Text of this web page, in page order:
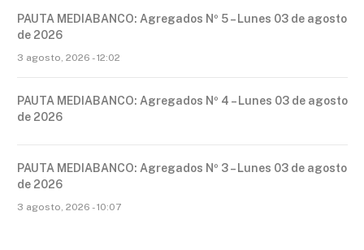
PAUTA MEDIABANCO: Agregados Nº 5 – Lunes 03 de agosto
de 2026
3 agosto, 2026 - 12:02
PAUTA MEDIABANCO: Agregados Nº 4 – Lunes 03 de agosto
de 2026
PAUTA MEDIABANCO: Agregados Nº 3 – Lunes 03 de agosto
de 2026
3 agosto, 2026 - 10:07